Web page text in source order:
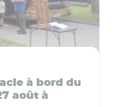
à bord du
août à